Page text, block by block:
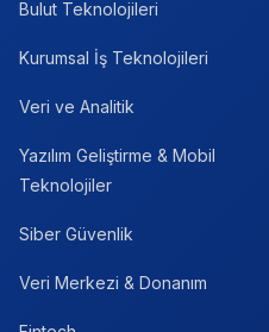
Bulut Teknolojileri
Kurumsal İş Teknolojileri
Veri ve Analitik
Yazılım Geliştirme & Mobil
Teknolojiler
Siber Güvenlik
Veri Merkezi & Donanım